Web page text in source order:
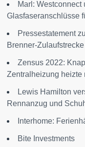
Marl: Westconnect
Glasfaseranschlüsse
Pressestatement
Brenner-Zulaufstrecke
Zensus 2022:
Zentralheizung heizte
Lewis Hamilton
Rennanzug und
Interhome:
Bite Investments